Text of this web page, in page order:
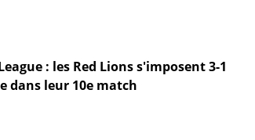
: les Red Lions s'imposent 3-1
dans leur 10e match